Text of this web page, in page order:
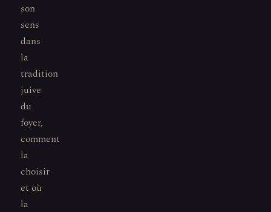
son
sens
dans
la
tradition
juive
du
foyer,
comment
la
choisir
et où
la